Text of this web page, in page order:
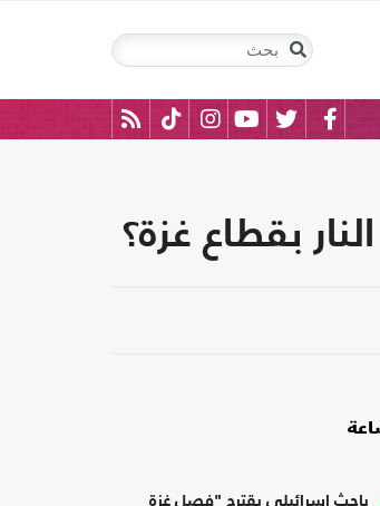
بقطاع غزة؟
باحث إسرائيلي يقترح "فصل غزة